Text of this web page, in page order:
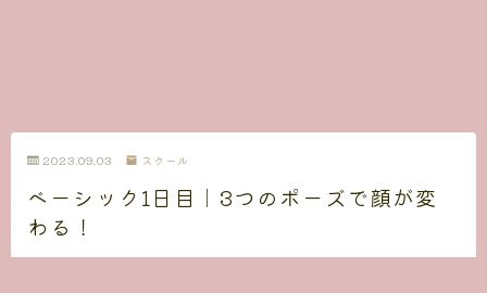
2023.09.03 スクール
ベーシック1日目｜3つのポーズで顔が変
わる！